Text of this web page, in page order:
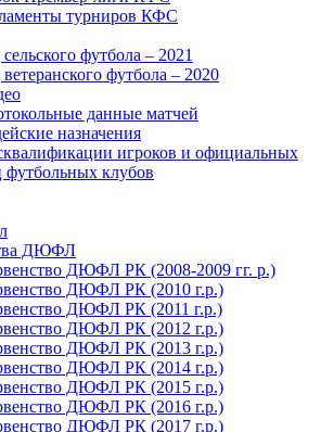
турниров КФС
футбола – 2021
ветеранского футбола – 2020
данные матчей
назначения
игроков и официальных
футбольных клубов
ДЮФЛ
ДЮФЛ РК (2008-2009 гг. р.)
ДЮФЛ РК (2010 г.р.)
ДЮФЛ РК (2011 г.р.)
ДЮФЛ РК (2012 г.р.)
ДЮФЛ РК (2013 г.р.)
ДЮФЛ РК (2014 г.р.)
ДЮФЛ РК (2015 г.р.)
ДЮФЛ РК (2016 г.р.)
ДЮФЛ РК (2017 г.р.)